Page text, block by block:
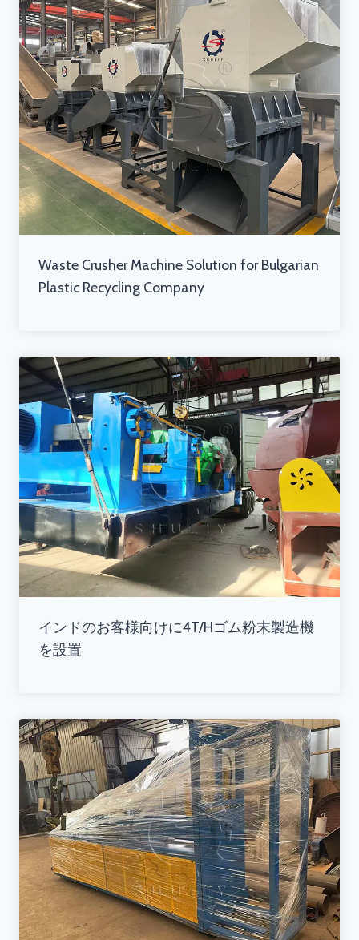
Waste Crusher Machine Solution for Bulgarian
Plastic Recycling Company
インドのお客様向けに4T/Hゴム粉末製造機
を設置